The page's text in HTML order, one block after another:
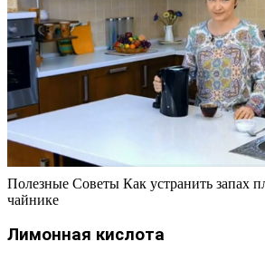
Полезные Советы Как устранить запах
чайнике
Лимонная кислота